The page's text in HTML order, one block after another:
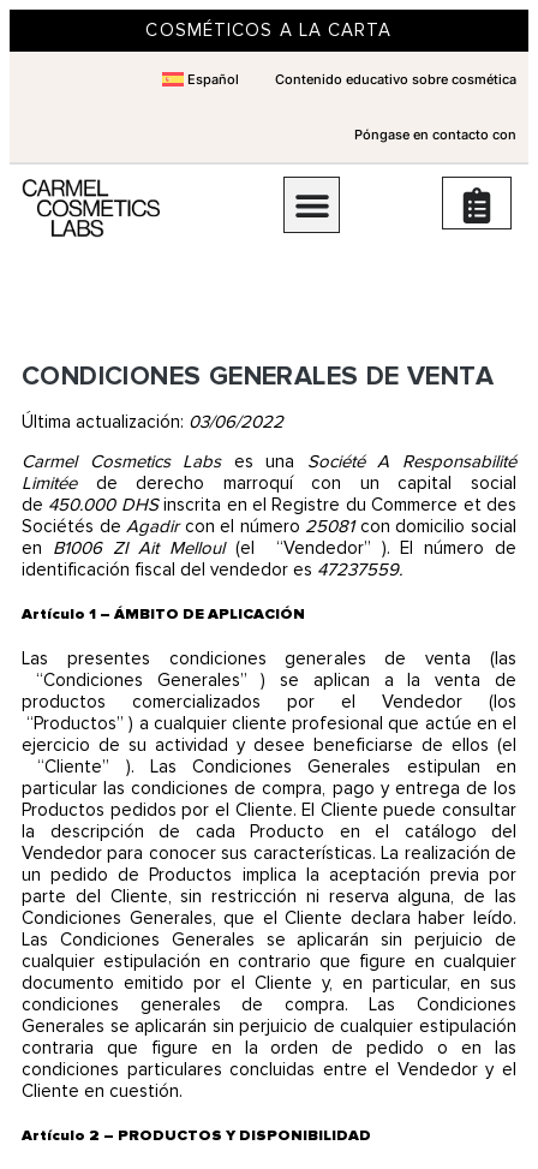
COSMÉTICOS A LA CARTA
Español Contenido educativo sobre cosmética
Póngase en contacto con
CONDICIONES GENERALES DE VENTA
Última actualización: 03/06/2022
Carmel Cosmetics Labses una Société A Responsabilité
Limitéede derecho marroquí con un capital social
de 450.000 DHSinscrita en el Registre du Commerce et des
Sociétés deAgadircon el número 25081con domicilio social
en B1006 ZI Ait Melloul(el “Vendedor” ). El número de
identificación fiscal del vendedor es 47237559.
Artículo 1 – ÁMBITO DE APLICACIÓN
Las presentes condiciones generales de venta (las
“Condiciones Generales” ) se aplican a la venta de
productos comercializados por el Vendedor (los
“Productos” ) a cualquier cliente profesional que actúe en el
ejercicio de su actividad y desee beneficiarse de ellos (el
“Cliente” ). Las Condiciones Generales estipulan en
particular las condiciones de compra, pago y entrega de los
Productos pedidos por el Cliente. El Cliente puede consultar
la descripción de cada Producto en el catálogo del
Vendedor para conocer sus características. La realización de
un pedido de Productos implica la aceptación previa por
parte del Cliente, sin restricción ni reserva alguna, de las
Condiciones Generales, que el Cliente declara haber leído.
Las Condiciones Generales se aplicarán sin perjuicio de
cualquier estipulación en contrario que figure en cualquier
documento emitido por el Cliente y, en particular, en sus
condiciones generales de compra. Las Condiciones
Generales se aplicarán sin perjuicio de cualquier estipulación
contraria que figure en la orden de pedido o en las
condiciones particulares concluidas entre el Vendedor y el
Cliente en cuestión.
Artículo 2 – PRODUCTOS Y DISPONIBILIDAD